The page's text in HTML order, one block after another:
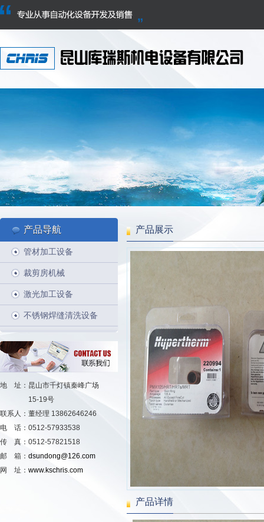
产品导航
管材加工设备
裁剪房机械
激光加工设备
不锈钢焊缝清洗设备
地 址：昆山市千灯镇秦峰广场
15-19号
联系人：董经理 13862646246
电 话：0512-57933538
传 真：0512-57821518
邮 箱： dsundong@126.com
网 址： www.kschris.com
产品展示
产品详情